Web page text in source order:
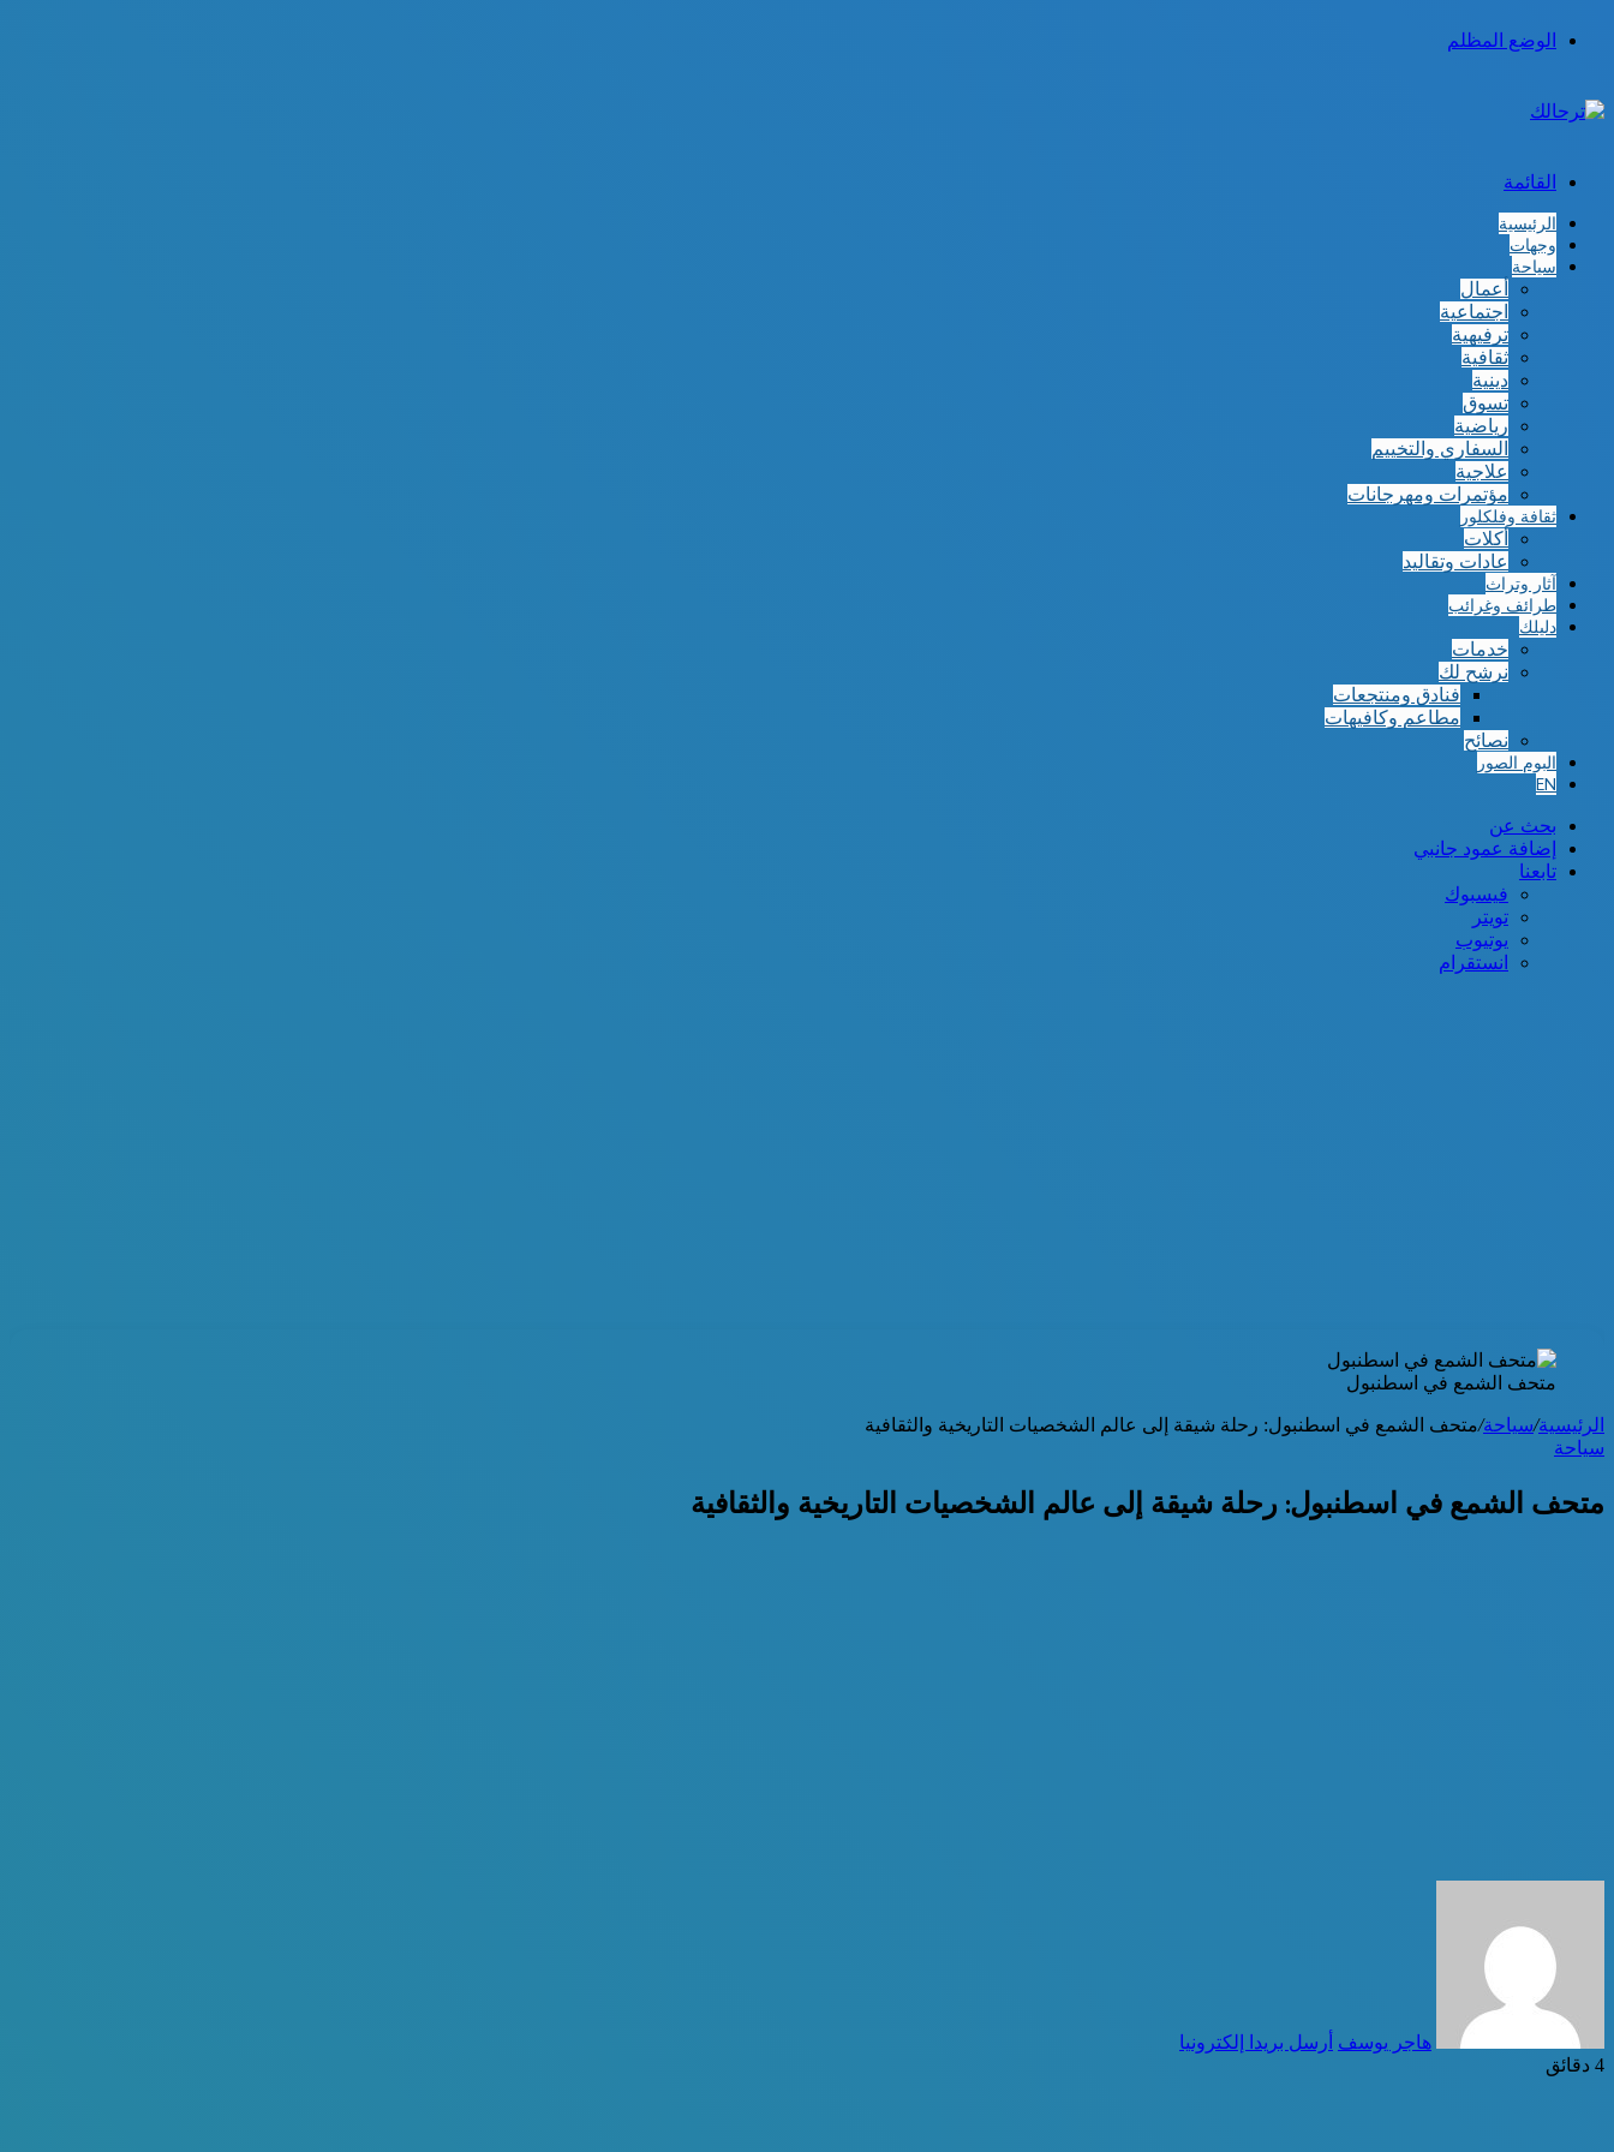
الوضع المظلم
القائمة
الرئيسية
وجهات
سياحة
أعمال
اجتماعية
ترفيهية
ثقافية
دينية
تسوق
رياضية
السفاري والتخييم
علاجية
مؤتمرات ومهرجانات
ثقافة وفلكلور
أكلات
عادات وتقاليد
آثار وتراث
طرائف وغرائب
دليلك
خدمات
نرشح لك
فنادق ومنتجعات
مطاعم وكافيهات
نصائح
البوم الصور
EN
بحث عن
إضافة عمود جانبي
تابعنا
فيسبوك
تويتر
يوتيوب
انستقرام
متحف الشمع في اسطنبول
الرئيسية/سياحة/متحف الشمع في اسطنبول: رحلة شيقة إلى عالم الشخصيات التاريخية والثقافية
سياحة
متحف الشمع في اسطنبول: رحلة شيقة إلى عالم الشخصيات التاريخية والثقافية
هاجر يوسف أرسل بريدا إلكترونيا
4 دقائق